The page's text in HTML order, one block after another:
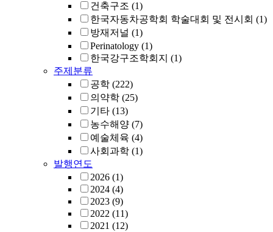
건축구조 (1)
한국자동차공학회 학술대회 및 전시회 (1)
방재저널 (1)
Perinatology (1)
한국강구조학회지 (1)
주제분류
공학 (222)
의약학 (25)
기타 (13)
농수해양 (7)
예술체육 (4)
사회과학 (1)
발행연도
2026 (1)
2024 (4)
2023 (9)
2022 (11)
2021 (12)